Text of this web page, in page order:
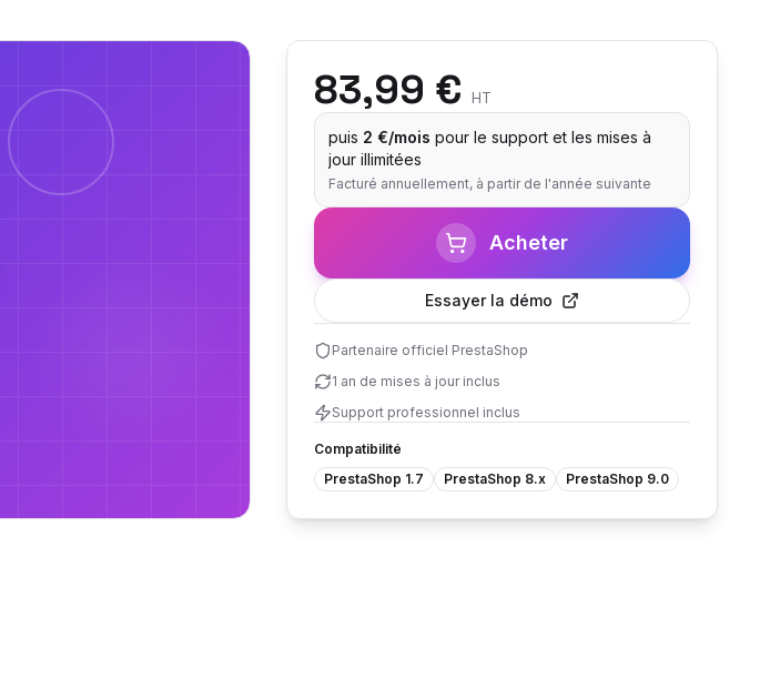
83,99 € HT
puis 2 €/mois pour le support et les mises à
jour illimitées
Facturé annuellement, à partir de l'année suivante
Acheter
Essayer la démo
Partenaire officiel PrestaShop
1 an de mises à jour inclus
Support professionnel inclus
Compatibilité
PrestaShop 1.7
PrestaShop 8.x PrestaShop 9.0